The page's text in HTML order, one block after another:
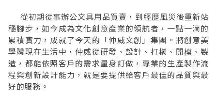
從初期從事辦公文具用品買賣，到經歷風災後重新站
穩腳步，如今成為文化創意產業的領航者，一點一滴的
累積實力，成就了今天的「仲威文創」集團。將創意美
學體現在生活中，仲威從研發、設計、打樣、開模、製
造，都能依照客戶的需求量身訂做，專業的生產製作流
程與創新設計能力，就是要提供給客戶最佳的品質與最
好的服務。